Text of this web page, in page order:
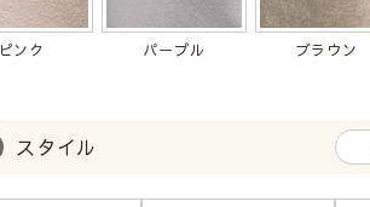
ピンク パープル ブラウン
スタイル